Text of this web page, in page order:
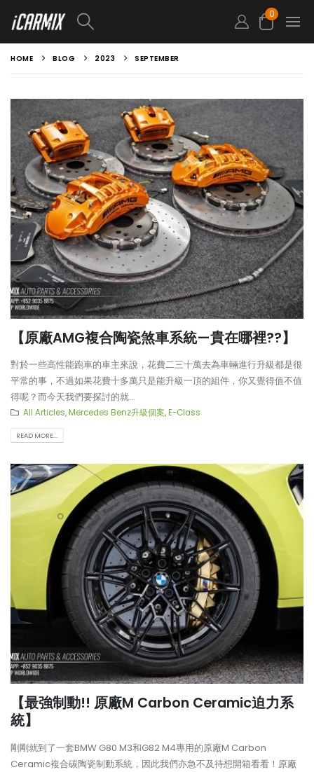
0
HOME BLOG 2023 SEPTEMBER
【原廠AMG複合陶瓷煞車系統—貴在哪裡??】
對於一些高性能跑車的車主來說，花費二三十萬去為車輛進行升級都是很
平常的事，不過如果花費十多萬只是能升級一頂的組件，你又覺得值不值
得呢？而今天我們要探討的就...
All Articles,Mercedes Benz升級個案,E-Class
READ MORE...
【最強制動!! 原廠M Carbon Ceramic迫力系
統】
剛剛就到了一套BMW G80 M3和G82 M4專用的原廠M Carbon
Ceramic複合碳陶瓷制動系統，因此我們亦急不及待想開箱看看！原廠
【LARTE-Design: 打造出終極版
本的BMW XM】
【再向經典致敬!! Suzuki Jimny
XL化身迷你G-Class】
【打造一部更簡潔有力的Honda
Type-R FL5?!】
【真正碳為觀止!! McLaren
720S升級攻略】
【不能錯過的最新升級改
Instagram Reels】
【全球限量一部!! McLaren